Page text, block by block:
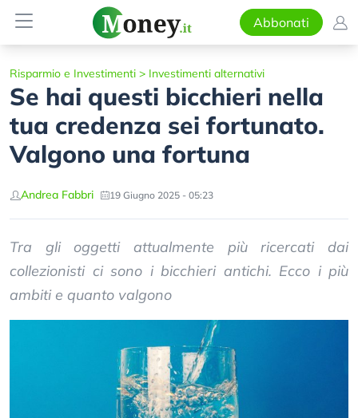
Abbonati
Risparmio e Investimenti > Investimenti alternativi
Se hai questi bicchieri nella
tua credenza sei fortunato.
Valgono una fortuna
Andrea Fabbri 19 Giugno 2025 - 05:23
Tra gli oggetti attualmente più ricercati dai
collezionisti ci sono i bicchieri antichi. Ecco i più
ambiti e quanto valgono